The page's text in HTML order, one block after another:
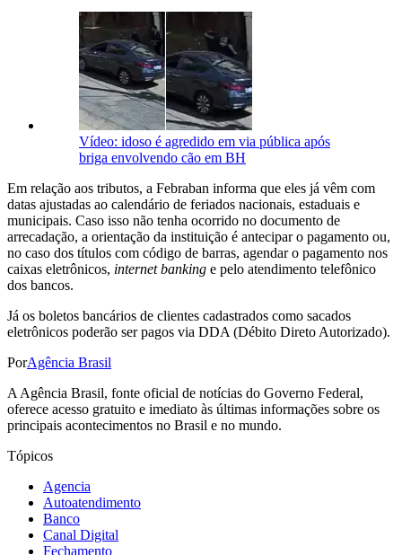
Vídeo: idoso é agredido em via pública após
briga envolvendo cão em BH
Em relação aos tributos, a Febraban informa que eles já vêm com
datas ajustadas ao calendário de feriados nacionais, estaduais e
municipais. Caso isso não tenha ocorrido no documento de
arrecadação, a orientação da instituição é antecipar o pagamento ou,
no caso dos títulos com código de barras, agendar o pagamento nos
caixas eletrônicos, internet banking e pelo atendimento telefônico
dos bancos.
Já os boletos bancários de clientes cadastrados como sacados
eletrônicos poderão ser pagos via DDA (Débito Direto Autorizado).
PorAgência Brasil
A Agência Brasil, fonte oficial de notícias do Governo Federal,
oferece acesso gratuito e imediato às últimas informações sobre os
principais acontecimentos no Brasil e no mundo.
Tópicos
Agencia
Autoatendimento
Banco
Canal Digital
Fechamento